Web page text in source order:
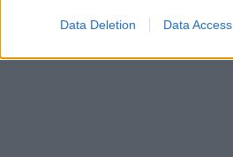
Data Deletion Data Access